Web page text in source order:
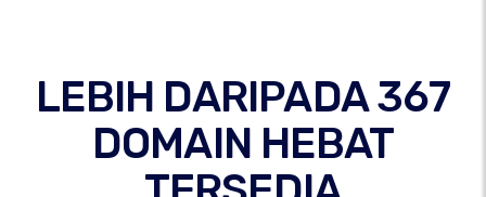
LEBIH DARIPADA 367
DOMAIN HEBAT